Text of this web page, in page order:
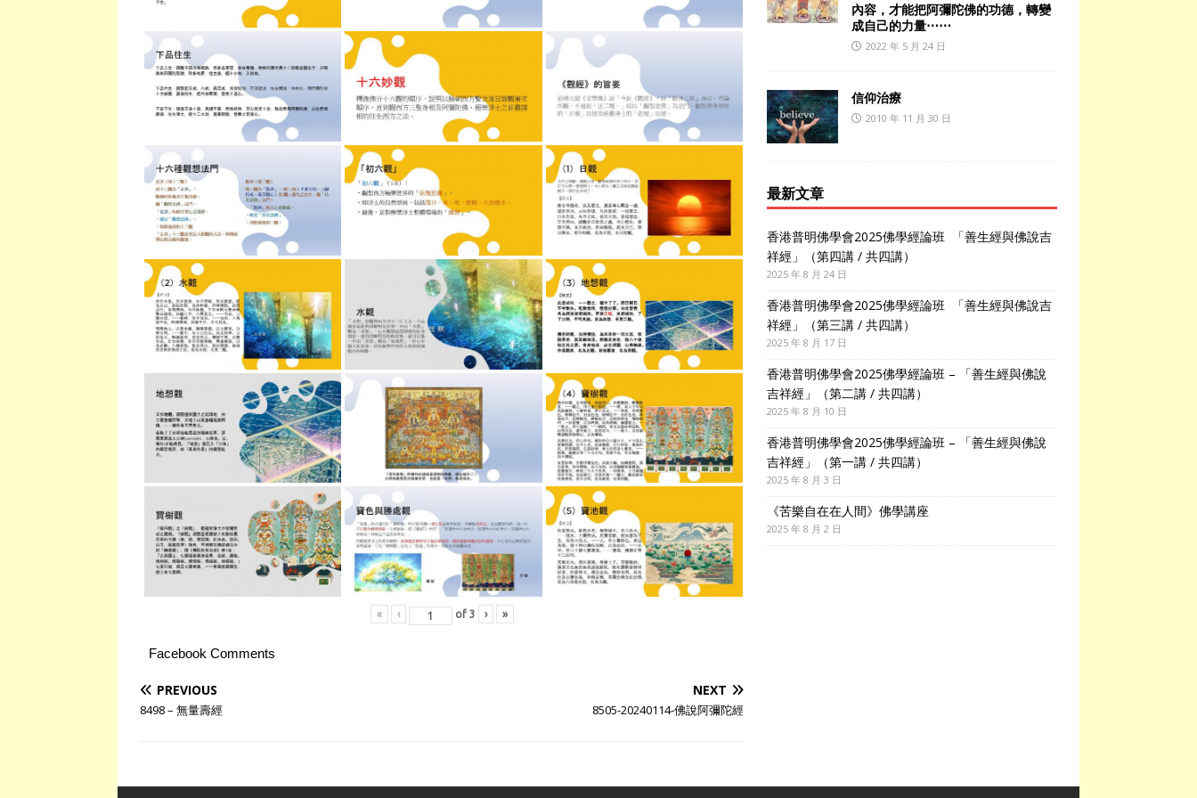
« ‹ of 3 › »
Facebook Comments
PREVIOUS
8498 – 無量壽經
NEXT
8505-20240114-佛說阿彌陀經
內容，才能把阿彌陀佛的功德，轉變
成自己的力量⋯⋯
2022 年 5 月 24 日
信仰治療
2010 年 11 月 30 日
最新文章
香港普明佛學會2025佛學經論班 「善生經與佛說吉
祥經」（第四講 / 共四講）
2025 年 8 月 24 日
香港普明佛學會2025佛學經論班 「善生經與佛說吉
祥經」（第三講 / 共四講）
2025 年 8 月 17 日
香港普明佛學會2025佛學經論班 – 「善生經與佛說
吉祥經」（第二講 / 共四講）
2025 年 8 月 10 日
香港普明佛學會2025佛學經論班 – 「善生經與佛說
吉祥經」（第一講 / 共四講）
2025 年 8 月 3 日
《苦樂自在在人間》佛學講座
2025 年 8 月 2 日